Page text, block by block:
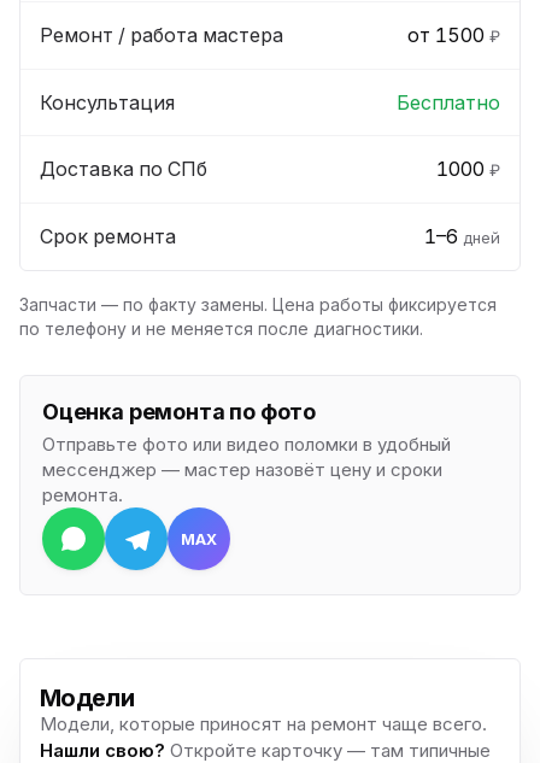
Ремонт / работа мастера от 1500 ₽
Консультация Бесплатно
Доставка по СПб 1000 ₽
Срок ремонта 1–6 дней
Запчасти — по факту замены. Цена работы фиксируется
по телефону и не меняется после диагностики.
Оценка ремонта по фото
Отправьте фото или видео поломки в удобный
мессенджер — мастер назовёт цену и сроки
ремонта.
MAX
Модели
Модели, которые приносят на ремонт чаще всего.
Нашли свою? Откройте карточку — там типичные